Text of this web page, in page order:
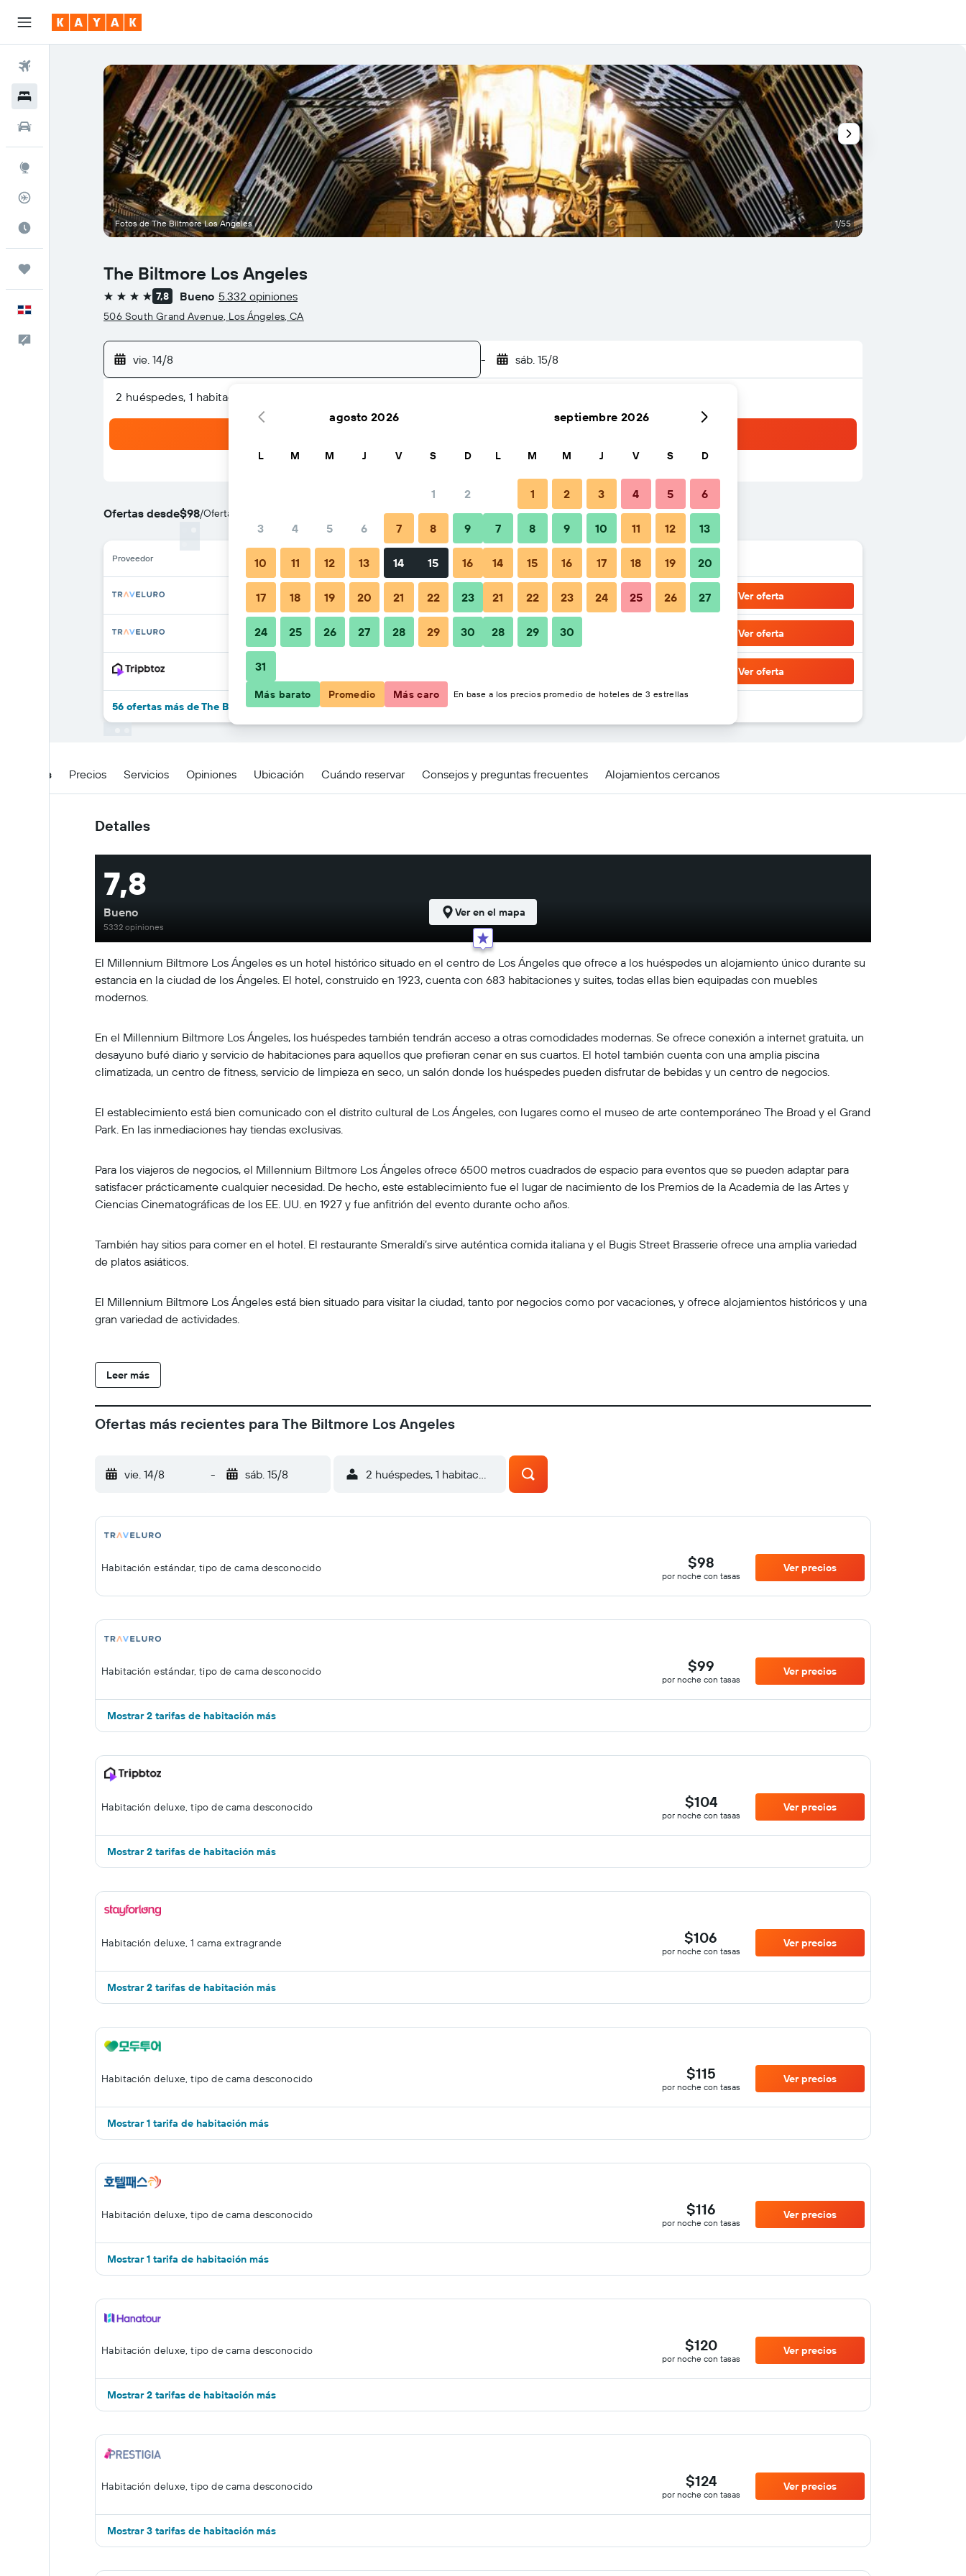
Comentarios
The Biltmore Los Angeles
4 estrellas7,8 Bueno 5.332 opiniones
506 South Grand Avenue, Los Ángeles, CA
vie. 14/8 - sáb. 15/8
2 huéspedes, 1 habitación
Ofertas desde$98/Oferta más barata de precio por noche
Proveedor Total noche
$98 Ver oferta
$99 Ver oferta
Ver oferta
56 ofertas más de The Biltmore Los Angeles
Fotos de The Biltmore Los Angeles 1/55
Detalles Precios Servicios Opiniones Ubicación Cuándo reservar Consejos y preguntas frecuentes Alojamientos cercanos
Detalles
El Millennium Biltmore Los Ángeles es un hotel histórico situado en el centro de Los Ángeles que ofrece a los huéspedes un alojamiento único durante su
estancia en la ciudad de los Ángeles. El hotel, construido en 1923, cuenta con 683 habitaciones y suites, todas ellas bien equipadas con muebles
modernos.
En el Millennium Biltmore Los Ángeles, los huéspedes también tendrán acceso a otras comodidades modernas. Se ofrece conexión a internet gratuita, un
desayuno bufé diario y servicio de habitaciones para aquellos que prefieran cenar en sus cuartos. El hotel también cuenta con una amplia piscina
climatizada, un centro de fitness, servicio de limpieza en seco, un salón donde los huéspedes pueden disfrutar de bebidas y un centro de negocios.
El establecimiento está bien comunicado con el distrito cultural de Los Ángeles, con lugares como el museo de arte contemporáneo The Broad y el Grand
Park. En las inmediaciones hay tiendas exclusivas.
Para los viajeros de negocios, el Millennium Biltmore Los Ángeles ofrece 6500 metros cuadrados de espacio para eventos que se pueden adaptar para
satisfacer prácticamente cualquier necesidad. De hecho, este establecimiento fue el lugar de nacimiento de los Premios de la Academia de las Artes y
Ciencias Cinematográficas de los EE. UU. en 1927 y fue anfitrión del evento durante ocho años.
También hay sitios para comer en el hotel. El restaurante Smeraldi’s sirve auténtica comida italiana y el Bugis Street Brasserie ofrece una amplia variedad
de platos asiáticos.
El Millennium Biltmore Los Ángeles está bien situado para visitar la ciudad, tanto por negocios como por vacaciones, y ofrece alojamientos históricos y una
gran variedad de actividades.
Leer más
7,8
Bueno
5332 opiniones
Ver en el mapa
Ofertas más recientes para The Biltmore Los Angeles
vie. 14/8 - sáb. 15/8 2 huéspedes, 1 habitación
Habitación estándar, tipo de cama desconocido $98
por noche con tasas
Ver precios
Habitación estándar, tipo de cama desconocido $99
por noche con tasas
Ver precios
Mostrar 2 tarifas de habitación más
Habitación deluxe, tipo de cama desconocido $104
por noche con tasas
Ver precios
Mostrar 2 tarifas de habitación más
Habitación deluxe, 1 cama extragrande $106
por noche con tasas
Ver precios
Mostrar 2 tarifas de habitación más
Habitación deluxe, tipo de cama desconocido $115
por noche con tasas
Ver precios
Mostrar 1 tarifa de habitación más
Habitación deluxe, tipo de cama desconocido $116
por noche con tasas
Ver precios
Mostrar 1 tarifa de habitación más
Habitación deluxe, tipo de cama desconocido $120
por noche con tasas
Ver precios
Mostrar 2 tarifas de habitación más
Habitación deluxe, tipo de cama desconocido $124
por noche con tasas
Ver precios
Mostrar 3 tarifas de habitación más
agosto 2026
L M M J V S D
1 2
3 4 5 6 7 8 9
10 11 12 13 14 15 16
17 18 19 20 21 22 23
24 25 26 27 28 29 30
31
septiembre 2026
L M M J V S D
1 2 3 4 5 6
7 8 9 10 11 12 13
14 15 16 17 18 19 20
21 22 23 24 25 26 27
28 29 30
Más barato Promedio Más caro En base a los precios promedio de hoteles de 3 estrellas